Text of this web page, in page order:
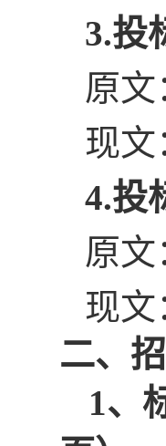
3.投
原文
现文
4.投
原文
现文
二、
1、